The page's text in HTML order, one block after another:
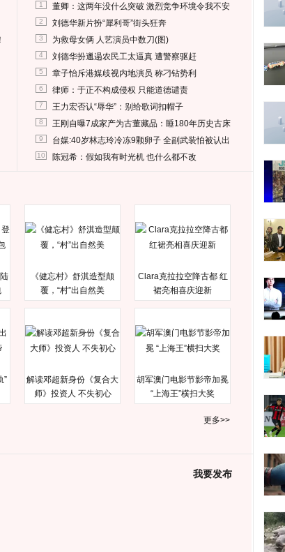
1 董卿：这两年没什么突破 激烈竞争环境令我不安
2 刘德华新片扮“犀利哥”街头狂奔
3 为救母女俩 人艺演员中数刀(图)
4 刘德华扮邋遢农民工太逼真 遭警察驱赶
5 章子怡斥港媒歧视内地演员 称刁钻势利
6 律师：于正不构成侵权 只能道德谴责
7 王力宏否认“辱华”：别给歌词扣帽子
8 王刚自曝7成家产为古董藏品：睡180年历史古床
9 台媒:40岁林志玲冷冻9颗卵子 全副武装怕被认出
10 陈冠希：假如我有时光机 也什么都不改
《健忘村》舒淇造型颠
覆，“村”出自然美
Clara克拉拉空降古都 红
裙亮相喜庆迎新
”
解读邓超新身份《复合大
师》投资人 不失初心
胡军澳门电影节影帝加冕
“上海王”横扫大奖
更多>>
我要发布